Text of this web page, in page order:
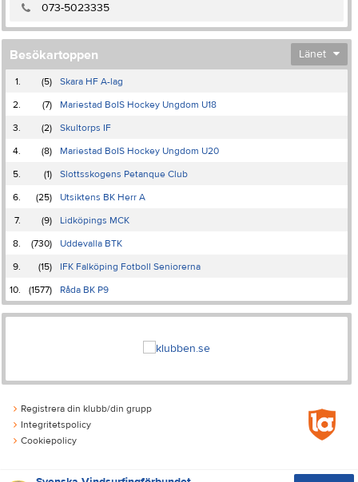
073-5023335
Besökartoppen Länet
1. (5)
Skara HF A-lag
2.
(7)
Mariestad BoIS Hockey Ungdom U18
3.
(2)
Skultorps IF
4.
(8)
Mariestad BoIS Hockey Ungdom U20
5.
(1)
Slottsskogens Petanque Club
6.
(25)
Utsiktens BK Herr A
7.
(9)
Lidköpings MCK
8.
(730)
Uddevalla BTK
9.
(15)
IFK Falköping Fotboll Seniorerna
10.
(1577) Råda BK P9
Registrera din klubb/din grupp
Integritetspolicy
Cookiepolicy